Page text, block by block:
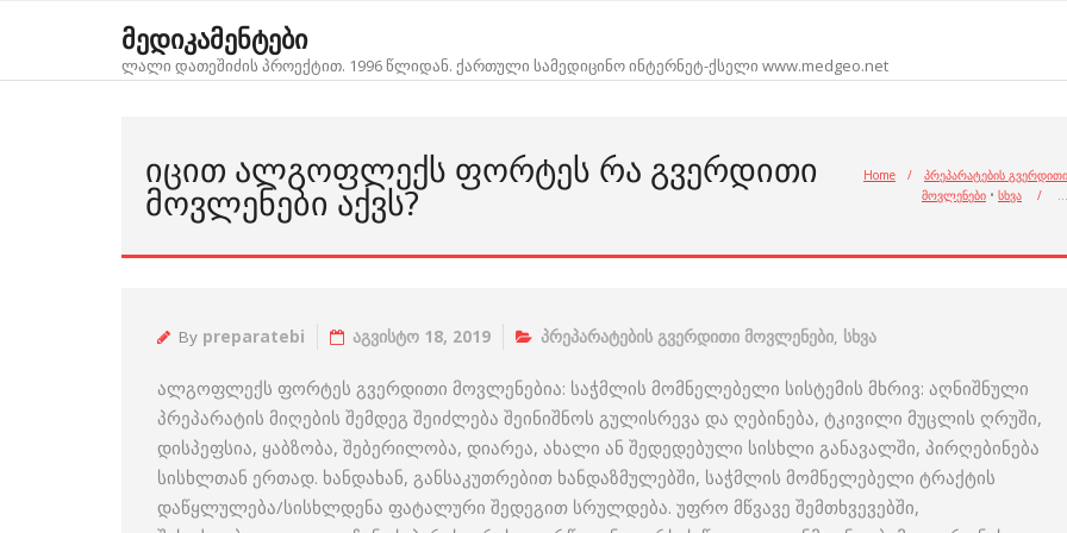
მედიკამენტები
ლალი დათეშიძის პროექტით. 1996 წლიდან. ქართული სამედიცინო ინტერნეტ-ქსელი www.medgeo.net
ᲘᲪᲘᲗ ᲐᲚᲒᲝᲤᲚᲔᲥᲡ ᲤᲝᲠᲢᲔᲡ ᲠᲐ ᲒᲕᲔᲠᲓᲘᲗᲘ
ᲛᲝᲕᲚᲔᲜᲔᲑᲘ ᲐᲥᲕᲡ?
Home /
პრეპარატების გვერდითი
მოვლენები • სხვა / …
By preparatebi აგვისტო 18, 2019 პრეპარატების გვერდითი მოვლენები, სხვა
ალგოფლექს ფორტეს გვერდითი მოვლენებია: საჭმლის მომნელებელი სისტემის მხრივ: აღნიშნული
პრეპარატის მიღების შემდეგ შეიძლება შეინიშნოს გულისრევა და ღებინება, ტკივილი მუცლის ღრუში,
დისპეფსია, ყაბზობა, შებერილობა, დიარეა, ახალი ან შედედებული სისხლი განავალში, პირღებინება
სისხლთან ერთად. ხანდახან, განსაკუთრებით ხანდაზმულებში, საჭმლის მომნელებელი ტრაქტის
დაწყლულება/სისხლდენა ფატალური შედეგით სრულდება. უფრო მწვავე შემთხვევებში,